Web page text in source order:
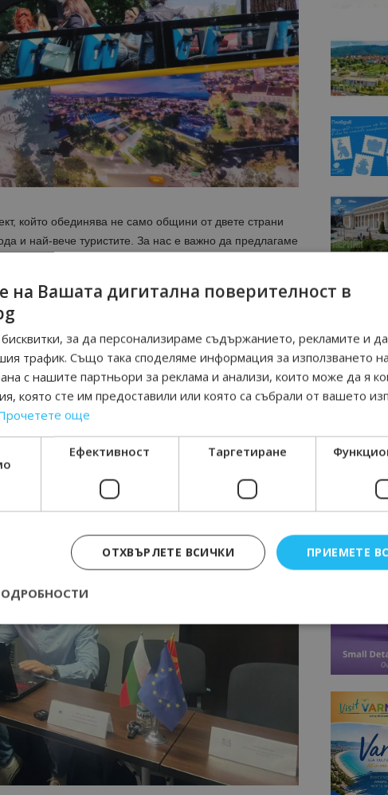
който обединява не само общини от двете страни
и най-вече туристите. За нас е важно да предлагаме
възможност на посетителите, избрали Кюстендил,
се запознаят с богатството на целия регион.
партньорства можем да създаваме по-
за гостите“, заяви кметът.
на инвестициите в лесопарк „Хисарлъка“, който е
в общината.
на Вашата дигитална поверителност в
за да персонализираме съдържанието, рекламите и да
трафик. Също така споделяме информация за използването
с нашите партньори за реклама и анализи, които може да я
която сте им предоставили или която са събрали от вашето
още
Ефективност Таргетиране
ПРИЕМЕТЕ
ОТХВЪРЛЕТЕ ВСИЧКИ
Строго необходимо Ефективност Функционалност
бисквитки позволяват основната функционалност на уебсайта, като потребителско
Уебсайтът не може да се използва правилно без строго необходими бисквитки.
Доставчик
Домейн
Валиден
до
Описание
bgtourism.bg
7 дни
Тази бисквитка се използва, за да запомните
на потребителя за използването на